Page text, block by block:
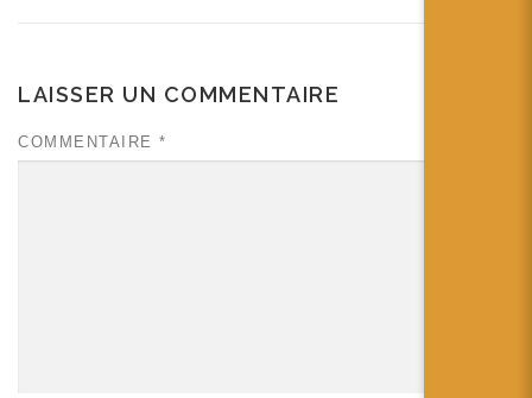
LAISSER UN COMMENTAIRE
COMMENTAIRE *